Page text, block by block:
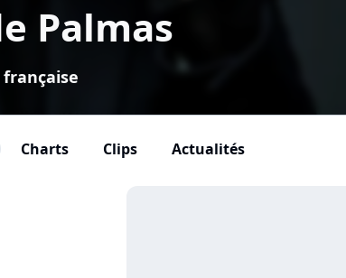
Palmas
Charts Clips Actualités